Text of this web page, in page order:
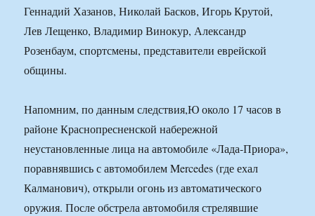
Геннадий Хазанов, Николай Басков, Игорь Крутой,
Лев Лещенко, Владимир Винокур, Александр
Розенбаум, спортсмены, представители еврейской
общины.
Напомним, по данным следствия,Ю около 17 часов в
районе Краснопресненской набережной
неустановленные лица на автомобиле «Лада-Приора»,
поравнявшись с автомобилем Mercedes (где ехал
Калманович), открыли огонь из автоматического
оружия. После обстрела автомобиля стрелявшие